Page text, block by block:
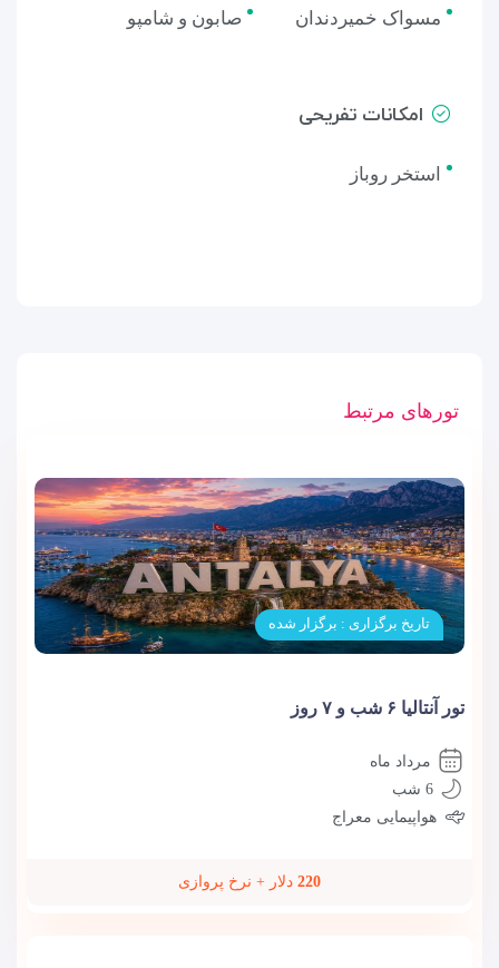
مسواک خمیردندان صابون و شامپو
امکانات تفریحی
استخر روباز
تورهای مرتبط
تاریخ برگزاری : برگزار شده
تور آنتالیا ۶ شب و ۷ روز
مرداد ماه
6 شب
هواپیمایی معراج
220 دلار + نرخ پروازی